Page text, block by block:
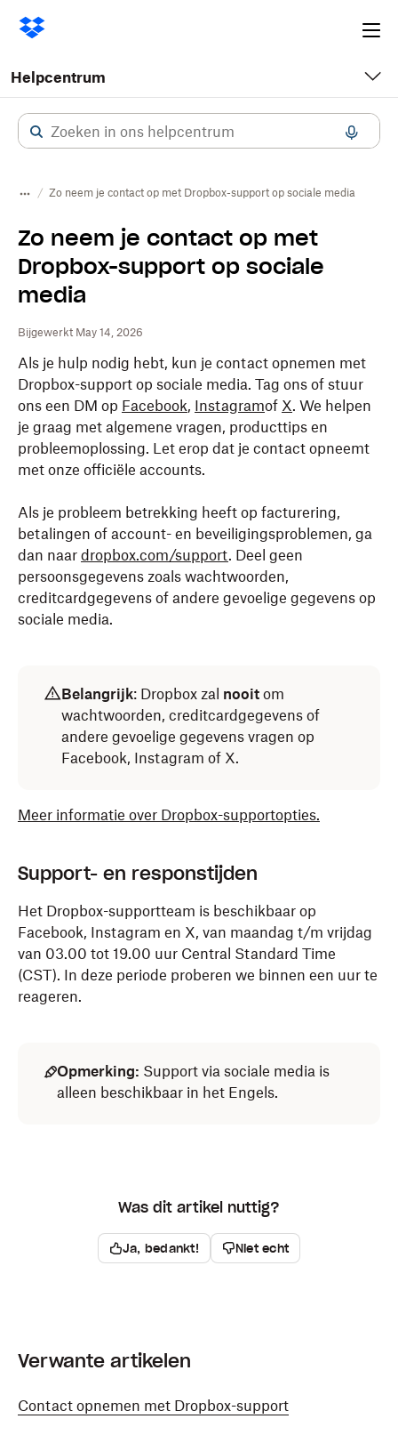
Helpcentrum
Zo neem je contact op met Dropbox-support op sociale media
Zo neem je contact op met
Dropbox-support op sociale
media
Bijgewerkt May 14, 2026
Als je hulp nodig hebt, kun je contact opnemen met
Dropbox-support op sociale media. Tag ons of stuur
ons een DM op Facebook, Instagramof X. We helpen
je graag met algemene vragen, producttips en
probleemoplossing. Let erop dat je contact opneemt
met onze officiële accounts.
Als je probleem betrekking heeft op facturering,
betalingen of account- en beveiligingsproblemen, ga
dan naar dropbox.com/support. Deel geen
persoonsgegevens zoals wachtwoorden,
creditcardgegevens of andere gevoelige gegevens op
sociale media.
Belangrijk: Dropbox zal nooit om
wachtwoorden, creditcardgegevens of
andere gevoelige gegevens vragen op
Facebook, Instagram of X.
Meer informatie over Dropbox-supportopties.
Support- en responstijden
Het Dropbox-supportteam is beschikbaar op
Facebook, Instagram en X, van maandag t/m vrijdag
van 03.00 tot 19.00 uur Central Standard Time
(CST). In deze periode proberen we binnen een uur te
reageren.
Opmerking: Support via sociale media is
alleen beschikbaar in het Engels.
Was dit artikel nuttig?
Ja, bedankt! Niet echt
Verwante artikelen
Contact opnemen met Dropbox-support